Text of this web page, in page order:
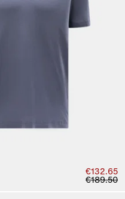
€132.65
€189.50